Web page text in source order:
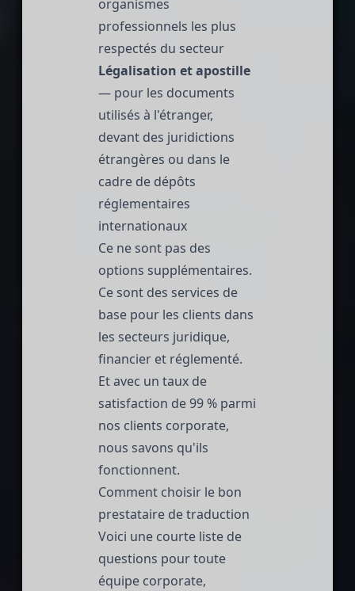
organismes
professionnels les plus
respectés du secteur
Légalisation et apostille
— pour les documents
utilisés à l'étranger,
devant des juridictions
étrangères ou dans le
cadre de dépôts
réglementaires
internationaux
Ce ne sont pas des
options supplémentaires.
Ce sont des services de
base pour les clients dans
les secteurs juridique,
financier et réglementé.
Et avec un taux de
satisfaction de 99 % parmi
nos clients corporate,
nous savons qu'ils
fonctionnent.
Comment choisir le bon
prestataire de traduction
Voici une courte liste de
questions pour toute
équipe corporate,